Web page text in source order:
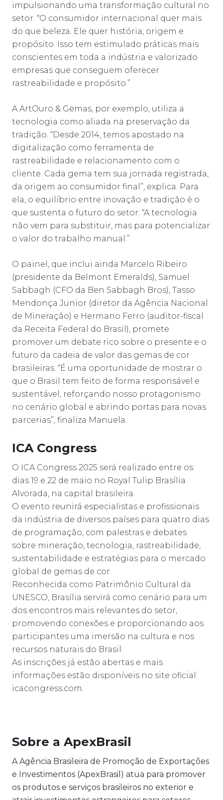
impulsionando uma transformação cultural no
setor. “O consumidor internacional quer mais
do que beleza. Ele quer história, origem e
propósito. Isso tem estimulado práticas mais
conscientes em toda a indústria e valorizado
empresas que conseguem oferecer
rastreabilidade e propósito.”
A ArtOuro & Gemas, por exemplo, utiliza a
tecnologia como aliada na preservação da
tradição. “Desde 2014, temos apostado na
digitalização como ferramenta de
rastreabilidade e relacionamento com o
cliente. Cada gema tem sua jornada registrada,
da origem ao consumidor final”, explica. Para
ela, o equilíbrio entre inovação e tradição é o
que sustenta o futuro do setor: “A tecnologia
não vem para substituir, mas para potencializar
o valor do trabalho manual.”
O painel, que inclui ainda Marcelo Ribeiro
(presidente da Belmont Emeralds), Samuel
Sabbagh (CFO da Ben Sabbagh Bros), Tasso
Mendonça Junior (diretor da Agência Nacional
de Mineração) e Hermano Ferro (auditor-fiscal
da Receita Federal do Brasil), promete
promover um debate rico sobre o presente e o
futuro da cadeia de valor das gemas de cor
brasileiras. “É uma oportunidade de mostrar o
que o Brasil tem feito de forma responsável e
sustentável, reforçando nosso protagonismo
no cenário global e abrindo portas para novas
parcerias”, finaliza Manuela.
ICA Congress
O ICA Congress 2025 será realizado entre os
dias 19 e 22 de maio no Royal Tulip Brasília
Alvorada, na capital brasileira.
O evento reunirá especialistas e profissionais
da indústria de diversos países para quatro dias
de programação, com palestras e debates
sobre mineração, tecnologia, rastreabilidade,
sustentabilidade e estratégias para o mercado
global de gemas de cor.
Reconhecida como Patrimônio Cultural da
UNESCO, Brasília servirá como cenário para um
dos encontros mais relevantes do setor,
promovendo conexões e proporcionando aos
participantes uma imersão na cultura e nos
recursos naturais do Brasil.
As inscrições já estão abertas e mais
informações estão disponíveis no site oficial:
icacongress.com.
Sobre a ApexBrasil
A Agência Brasileira de Promoção de Exportações
e Investimentos (ApexBrasil) atua para promover
os produtos e serviços brasileiros no exterior e